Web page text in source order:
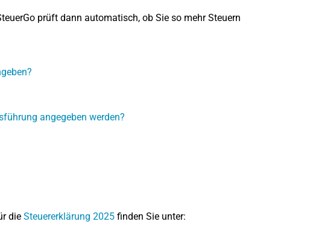
prüft dann automatisch, ob Sie so mehr Steuern
angegeben werden?
die Steuererklärung 2025finden Sie unter: